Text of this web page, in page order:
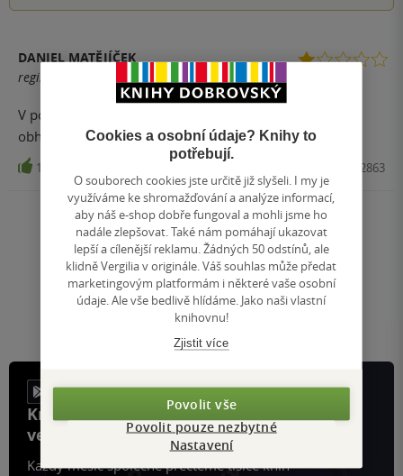
DANIEL MATĚJÍČEK
registrovaný uživatel
V podstatě oslava katolického triumfalismu a snaha o
obhajobu rekatolizace českých zemí
11 Kniha, Paseka, 2022, 9788076372863
Nahoru
Zobrazeno 20 z 20
1
Přejít
na
stránku
/ 1
Knihy, recenze a klubové výhody
ve vaší kapse a naší appce KDčko
Každý měsíc společně přečteme tisíce knih
Cookies a osobní údaje? Knihy to
potřebují.
O souborech cookies jste určitě již slyšeli. I my je
využíváme ke shromažďování a analýze informací,
aby náš e-shop dobře fungoval a mohli jsme ho
nadále zlepšovat. Také nám pomáhají ukazovat
lepší a cílenější reklamu. Žádných 50 odstínů, ale
klidně Vergilia v originále. Váš souhlas může předat
marketingovým platformám i některé vaše osobní
údaje. Ale vše bedlivě hlídáme. Jako naši vlastní
knihovnu!
Zjistit více
Povolit vše
Povolit pouze nezbytné
Nastavení